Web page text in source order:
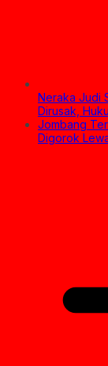
Neraka Judi
Dirusak,
Jombang
Digorok